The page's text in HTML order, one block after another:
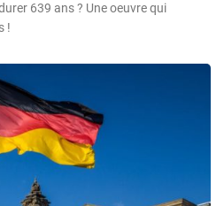
639 ans ? Une oeuvre qui
!